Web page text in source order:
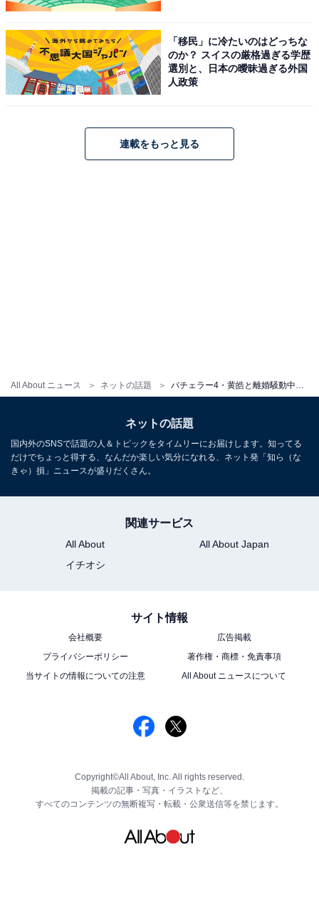
All About ニュース ネットの話題
「移民」に冷たいのはどっちな
のか？ スイスの厳格過ぎる学歴
選別と、日本の曖昧過ぎる外国
人政策
連載をもっと見る
ネットの話題
国内外のSNSで話題の人＆トピックをタイムリーにお届けします。知ってる
だけでちょっと得する、なんだか楽しい気分になれる、ネット発「知ら（な
きゃ）損」ニュースが盛りだくさん。
関連サービス
All About
All About Japan
イチオシ
サイト情報
会社概要
広告掲載
プライバシーポリシー
著作権・商標・免責事項
当サイトの情報についての注意
All About ニュースについて
Copyright©All About, Inc. All rights reserved.
掲載の記事・写真・イラストなど、
すべてのコンテンツの無断複写・転載・公衆送信等を禁じます。